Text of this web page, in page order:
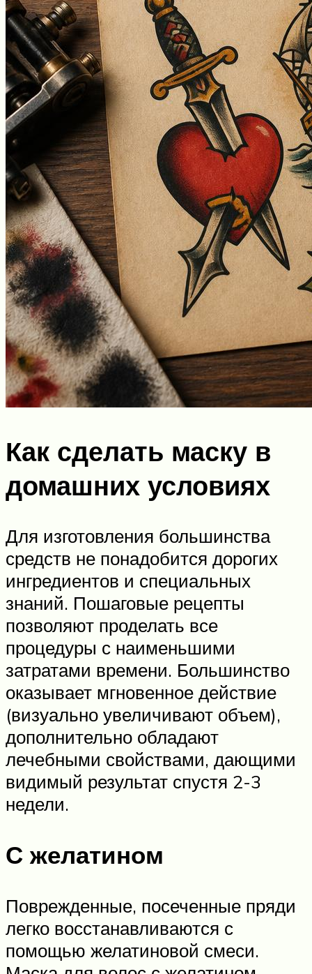
Как сделать маску в
домашних условиях
Для изготовления большинства
средств не понадобится дорогих
ингредиентов и специальных
знаний. Пошаговые рецепты
позволяют проделать все
процедуры с наименьшими
затратами времени. Большинство
оказывает мгновенное действие
(визуально увеличивают объем),
дополнительно обладают
лечебными свойствами, дающими
видимый результат спустя 2-3
недели.
С желатином
Поврежденные, посеченные пряди
легко восстанавливаются с
помощью желатиновой смеси.